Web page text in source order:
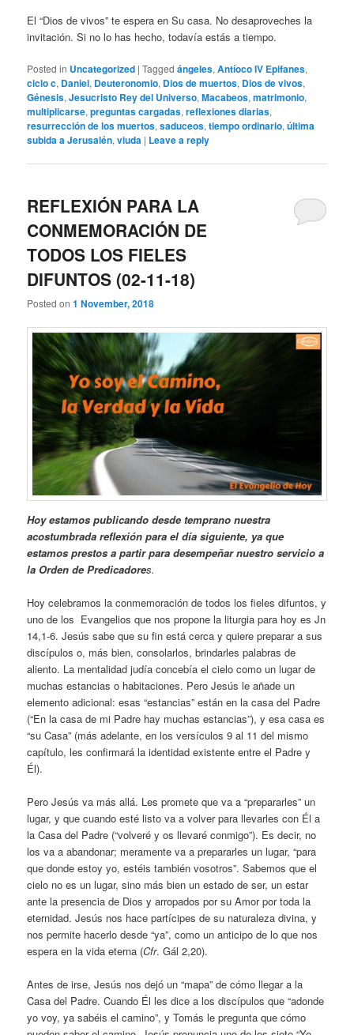
El “Dios de vivos” te espera en Su casa. No desaproveches la
invitación. Si no lo has hecho, todavía estás a tiempo.
Posted in Uncategorized |Tagged ángeles,Antíoco IV Epifanes,
ciclo c, Daniel, Deuteronomio, Dios de muertos, Dios de vivos,
Génesis,Jesucristo Rey del Universo,Macabeos,matrimonio,
multiplicarse,preguntas cargadas,reflexiones diarias,
resurrección de los muertos,saduceos,tiempo ordinario,última
subida a Jerusalén,viuda | Leave a reply
REFLEXIÓN PARA LA
CONMEMORACIÓN DE
TODOS LOS FIELES
DIFUNTOS (02-11-18)
Posted on1 November, 2018
Hoy estamos publicando desde temprano nuestra
acostumbrada reflexión para el día siguiente, ya que
estamos prestos a partir para desempeñar nuestro servicio a
la Orden de Predicadores.
Hoy celebramos la conmemoración de todos los fieles difuntos, y
uno de los Evangelios que nos propone la liturgia para hoy es Jn
14,1-6. Jesús sabe que su fin está cerca y quiere preparar a sus
discípulos o, más bien, consolarlos, brindarles palabras de
aliento. La mentalidad judía concebía el cielo como un lugar de
muchas estancias o habitaciones. Pero Jesús le añade un
elemento adicional: esas “estancias” están en la casa del Padre
(“En la casa de mi Padre hay muchas estancias”), y esa casa es
“su Casa” (más adelante, en los versículos 9 al 11 del mismo
capítulo, les confirmará la identidad existente entre el Padre y
Él).
Pero Jesús va más allá. Les promete que va a “prepararles” un
lugar, y que cuando esté listo va a volver para llevarles con Él a
la Casa del Padre (“volveré y os llevaré conmigo”). Es decir, no
los va a abandonar; meramente va a prepararles un lugar, “para
que donde estoy yo, estéis también vosotros”. Sabemos que el
cielo no es un lugar, sino más bien un estado de ser, un estar
ante la presencia de Dios y arropados por su Amor por toda la
eternidad. Jesús nos hace partícipes de su naturaleza divina, y
nos permite hacerlo desde “ya”, como un anticipo de lo que nos
espera en la vida eterna (Cfr. Gál 2,20).
Antes de irse, Jesús nos dejó un “mapa” de cómo llegar a la
Casa del Padre. Cuando Él les dice a los discípulos que “adonde
yo voy, ya sabéis el camino”, y Tomás le pregunta que cómo